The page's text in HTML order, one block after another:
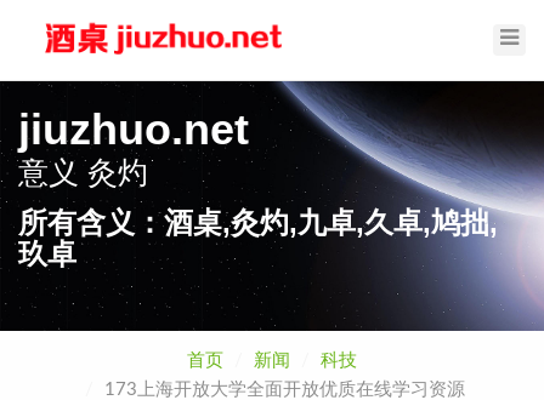
jiuzhuo.net
意义 灸灼
所有含义：酒桌,灸灼,九卓,久卓,鸠拙,
玖卓
首页 新闻
科技
173上海开放大学全面开放优质在线学习资源